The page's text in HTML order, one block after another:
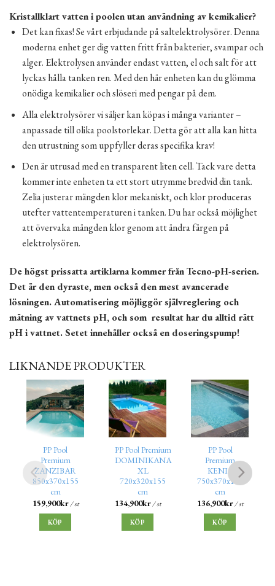
Kristallklart vatten i poolen utan användning av kemikalier?
Det kan fixas! Se vårt erbjudande på saltelektrolysörer. Denna
moderna enhet ger dig vatten fritt från bakterier, svampar och
alger. Elektrolysen använder endast vatten, el och salt för att
lyckas hålla tanken ren. Med den här enheten kan du glömma
onödiga kemikalier och slöseri med pengar på dem.
Alla elektrolysörer vi säljer kan köpas i många varianter –
anpassade till olika poolstorlekar. Detta gör att alla kan hitta
den utrustning som uppfyller deras specifika krav!
Den är utrusad med en transparent liten cell. Tack vare detta
kommer inte enheten ta ett stort utrymme bredvid din tank.
Zelia justerar mängden klor mekaniskt, och klor produceras
utefter vattentemperaturen i tanken. Du har också möjlighet
att övervaka mängden klor genom att ändra färgen på
elektrolysören.
De högst prissatta artiklarna kommer från Tecno-pH-serien.
Det är den dyraste, men också den mest avancerade
lösningen. Automatisering möjliggör självreglering och
mätning av vattnets pH, och som resultat har du alltid rätt
pH i vattnet. Setet innehåller också en doseringspump!
LIKNANDE PRODUKTER
PP Pool
Premium
ZANZIBAR
850x370x155
cm
159,900kr/ st
KÖP
PP Pool Premium
DOMINIKANA
XL
720x320x155
cm
134,900kr/ st
KÖP
PP Pool
Premium
KENIA
750x370x155
cm
136,900kr / st
KÖP